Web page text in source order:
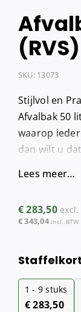
(RVS)
SKU: 13073
Stijlvol en
Afvalbak 50
waarop
dan wilt u
Lees meer…
€283,50 excl.
€343,04 incl. BTW
1 - 9 stuks
€283,50